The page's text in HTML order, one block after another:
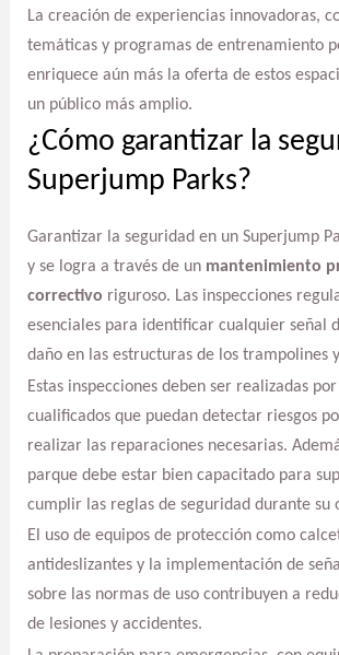
La creación de experiencias innovadoras,
temáticas y programas de entrenamiento
enriquece aún más la oferta de estos
un público más amplio.
¿Cómo garantizar la
Superjump Parks?
Garantizar la seguridad en un Superjump
y se logra a través de un mantenimiento
correctivo riguroso. Las inspecciones
esenciales para identificar cualquier señal
daño en las estructuras de los trampolines
Estas inspecciones deben ser realizadas
cualificados que puedan detectar riesgos
realizar las reparaciones necesarias.
parque debe estar bien capacitado para
cumplir las reglas de seguridad durante su
El uso de equipos de protección como
antideslizantes y la implementación de
sobre las normas de uso contribuyen a
de lesiones y accidentes.